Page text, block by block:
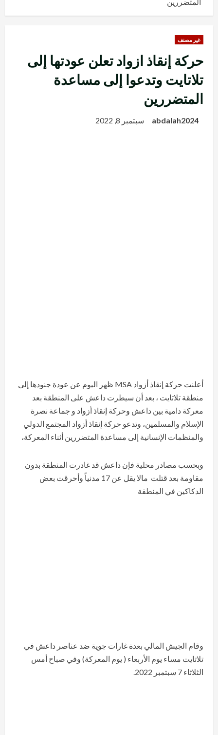
غير مصنف
حركة إنقاذ ازواد تعلن عودتها إلى
تلاتايت وتدعوا إلى مساعدة
المتضررين
abdalah2024 سبتمبر 8, 2022
أعلنت حركة إنقاذ أزواد MSA ظهر اليوم عن عودة جنودها إلى
منطقة تلاتايت ، بعد أن سيطرت داعش على المنطقة بعد
معركة دامية بين داعش وحركة إنقاذ أزواد و جماعة نصرة
الإسلام والمسلمين، وتدعو حركة إنقاذ أزواد المجتمع الدولي
والمنظمات الإنسانية إلى مساعدة المتضررين أثناء المعركة،
وبحسب مصادر محلية فإن داعش قد غادرت المنطقة بدون
مقاومة بعد قتلت مالا يقل عن 17 مدنياً وأحرقت بعض
الدكاكين في المنطقة
وقام الجيش المالي بعدة غارات جوية ضد عناصر داعش في
تلاتايت مساء يوم الأربعاء ( يوم المعركة) وفي صباح أمس
الثلاثاء 7 سبتمبر 2022.